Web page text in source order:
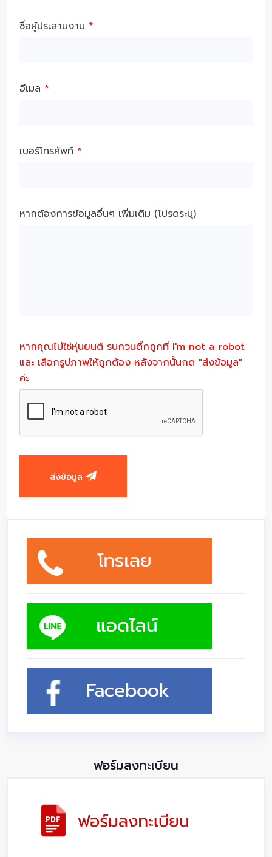
ชื่อผู้ประสานงาน *
อีเมล *
เบอร์โทรศัพท์ *
หากต้องการข้อมูลอื่นๆ เพิ่มเติม (โปรดระบุ)
หากคุณไม่ใช่หุ่นยนต์ รบกวนติ๊กถูกที่ I'm not a robot
และ เลือกรูปภาพให้ถูกต้อง หลังจากนั้นกด "ส่งข้อมูล"
ค่ะ
ส่งข้อมูล
ฟอร์มลงทะเบียน